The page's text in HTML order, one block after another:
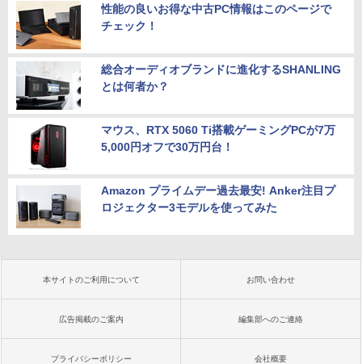
性能の良いお得な中古PC情報はこのページで
チェック！
総合オーディオブランドに進化するSHANLING
とは何者か？
マウス、RTX 5060 Ti搭載ゲーミングPCが7万
5,000円オフで30万円台！
Amazon プライムデー過去最安! Anker注目プ
ロジェクター3モデルを使ってみた
本サイトのご利用について お問い合わせ
広告掲載のご案内 編集部へのご連絡
プライバシーポリシー 会社概要